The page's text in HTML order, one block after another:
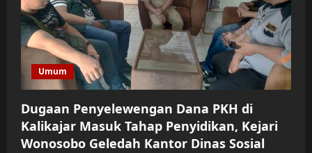
Umum
Dugaan Penyelewengan Dana PKH di
Kalikajar Masuk Tahap Penyidikan, Kejari
Wonosobo Geledah Kantor Dinas Sosial